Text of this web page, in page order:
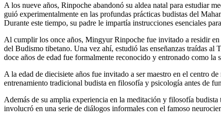
A los nueve años, Rinpoche abandonó su aldea natal para estudiar
guió experimentalmente en las profundas prácticas budistas del
Durante este tiempo, su padre le impartía instrucciones esenciales
Al cumplir los once años, Mingyur Rinpoche fue invitado a residir
del Budismo tibetano. Una vez ahí, estudió las enseñanzas traídas
doce años de edad fue formalmente reconocido y entronado como
A la edad de diecisiete años fue invitado a ser maestro en el centro
entrenamiento tradicional budista en filosofía y psicología antes de
Además de su amplia experiencia en la meditación y filosofía
involucró en una serie de diálogos informales con el famoso